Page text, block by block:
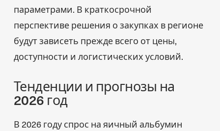
параметрами. В краткосрочной
перспективе решения о закупках в регионе
будут зависеть прежде всего от цены,
доступности и логистических условий.
Тенденции и прогнозы на
2026 год
В 2026 году спрос на яичный альбумин